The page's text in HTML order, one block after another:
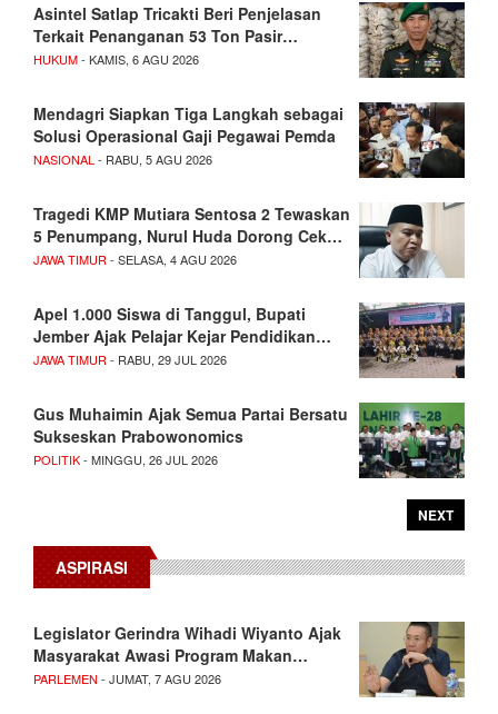
Asintel Satlap Tricakti Beri Penjelasan
Terkait Penanganan 53 Ton Pasir…
HUKUM- KAMIS, 6 AGU 2026
Mendagri Siapkan Tiga Langkah sebagai
Solusi Operasional Gaji Pegawai Pemda
NASIONAL - RABU, 5 AGU 2026
Tragedi KMP Mutiara Sentosa 2 Tewaskan
5 Penumpang, Nurul Huda Dorong Cek…
JAWA TIMUR - SELASA, 4 AGU 2026
Apel 1.000 Siswa di Tanggul, Bupati
Jember Ajak Pelajar Kejar Pendidikan…
JAWA TIMUR - RABU, 29 JUL 2026
Gus Muhaimin Ajak Semua Partai Bersatu
Sukseskan Prabowonomics
POLITIK- MINGGU, 26 JUL 2026
NEXT
ASPIRASI
Legislator Gerindra Wihadi Wiyanto Ajak
Masyarakat Awasi Program Makan…
PARLEMEN - JUMAT, 7 AGU 2026